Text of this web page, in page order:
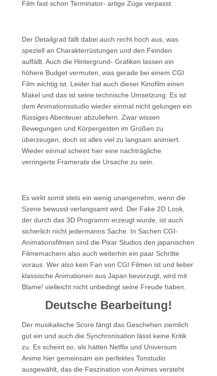
Film fast schon Terminator- artige Züge verpasst.
Der Detailgrad fällt dabei auch recht hoch aus, was
speziell an Charakterrüstungen und den Feinden
auffällt. Auch die Hintergrund- Grafiken lassen ein
höhere Budget vermuten, was gerade bei einem CGI
Film wichtig ist. Leider hat auch dieser Kinofilm einen
Makel und das ist seine technische Umsetzung. Es ist
dem Animationsstudio wieder einmal nicht gelungen ein
flüssiges Abenteuer abzuliefern. Zwar wissen
Bewegungen und Körpergesten im Großen zu
überzeugen, doch ist alles viel zu langsam animiert.
Wieder einmal scheint hier eine nachträgliche
verringerte Framerate die Ursache zu sein.
Es wirkt somit stets ein wenig unangenehm, wenn die
Szene bewusst verlangsamt wird. Der Fake 2D Look,
der durch das 3D Programm erzeugt wurde, ist auch
sicherlich nicht jedermanns Sache. In Sachen CGI-
Animationsfilmen sind die Pixar Studios den japanischen
Filmemachern also auch weiterhin ein paar Schritte
voraus. Wer also kein Fan von CGI Filmen ist und lieber
klassische Animationen aus Japan bevorzugt, wird mit
Blame! vielleicht nicht unbedingt seine Freude haben.
Deutsche Bearbeitung!
Der musikalische Score fängt das Geschehen ziemlich
gut ein und auch die Synchronisation lässt keine Kritik
zu. Es scheint so, als hätten Netflix und Universum
Anime hier gemeinsam ein perfektes Tonstudio
ausgewählt, das die Faszination von Animes versteht